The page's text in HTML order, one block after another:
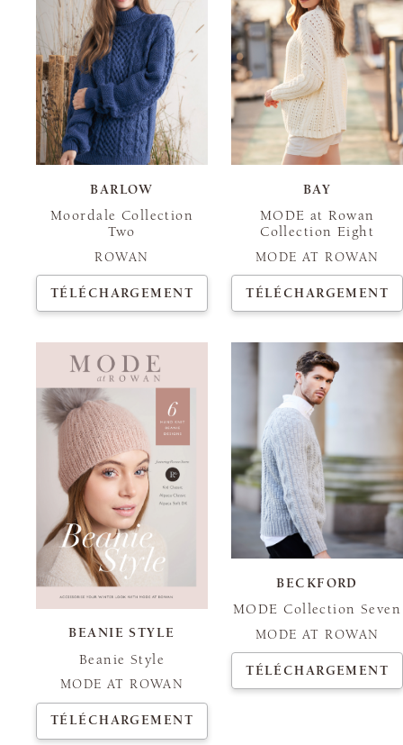
BARLOW
Moordale Collection
Two
ROWAN
TÉLÉCHARGEMENT
BAY
MODE at Rowan
Collection Eight
MODE AT ROWAN
TÉLÉCHARGEMENT
BEANIE STYLE
Beanie Style
MODE AT ROWAN
TÉLÉCHARGEMENT
BECKFORD
MODE Collection Seven
MODE AT ROWAN
TÉLÉCHARGEMENT